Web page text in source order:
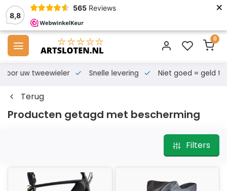
8,8
565 Reviews ×
0
voor uw tweewieler Snelle levering Niet goed = geld
Terug
Producten getagd met bescherming
Filters